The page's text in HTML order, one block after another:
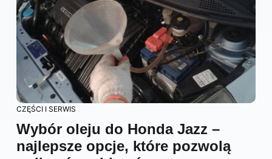
CZĘŚCI I SERWIS
Wybór oleju do Honda Jazz –
najlepsze opcje, które pozwolą